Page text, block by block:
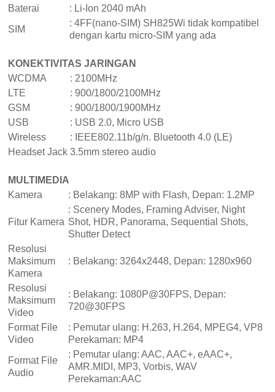
Baterai
: Li-Ion 2040 mAh
SIM
: 4FF(nano-SIM) SH825Wi tidak kompatibel
dengan kartu micro-SIM yang ada
KONEKTIVITAS JARINGAN
WCDMA
: 2100MHz
LTE
: 900/1800/2100MHz
GSM
: 900/1800/1900MHz
USB
: USB 2.0, Micro USB
Wireless
: IEEE802.11b/g/n. Bluetooth 4.0 (LE)
Headset Jack 3.5mm stereo audio
MULTIMEDIA
Kamera
: Belakang: 8MP with Flash, Depan: 1.2MP
Fitur Kamera
: Scenery Modes, Framing Adviser, Night
Shot, HDR, Panorama, Sequential Shots,
Shutter Detect
Resolusi
Maksimum
Kamera
: Belakang: 3264x2448, Depan: 1280x960
Resolusi
Maksimum
Video
: Belakang: 1080P@30FPS, Depan:
720@30FPS
Format File
Video
: Pemutar ulang: H.263, H.264, MPEG4, VP8
Perekaman: MP4
Format File
Audio
: Pemutar ulang: AAC, AAC+, eAAC+,
AMR.MIDI, MP3, Vorbis, WAV
Perekaman:AAC